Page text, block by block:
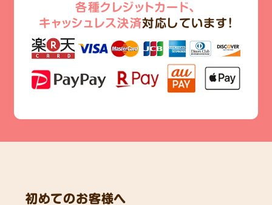
各種クレジットカード、
キャッシュレス決済対応しています!
初めてのお客様へ